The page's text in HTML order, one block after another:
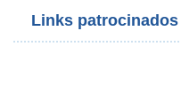
Links patrocinados